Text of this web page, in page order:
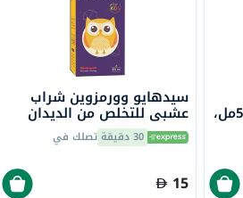
مضاد للحساسية، 5ملجم/5مل،
سيدهايو وورمزوين شراب
عشبي للتخلص من الديدان
بنكهة الفاكهة للأطفال 150
مل 30 دقيقة تصلك في
15